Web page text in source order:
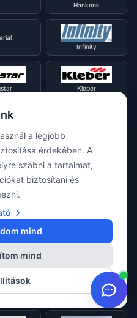
Hankook
Infinity
Kleber
Linglong
Nokian
a legjobb
érdekében. A
szabni a tartalmat,
biztosítani és
mind
mind